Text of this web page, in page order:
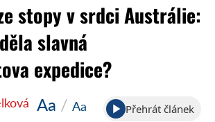
stopy v srdci Austrálie:
slavná
expedice?
Aa / Aa Přehrát článek